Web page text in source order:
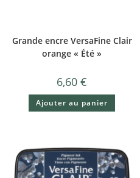
Grande encre VersaFine Clair
orange « Été »
6,60€
Ajouter au panier